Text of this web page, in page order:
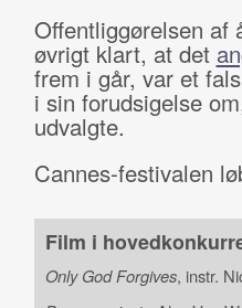
Offentliggørelsen af
øvrigt klart, at det
frem i går, var et
i sin forudsigelse
udvalgte.
Cannes-festivalen
Film i
Only God Forgives, instr.